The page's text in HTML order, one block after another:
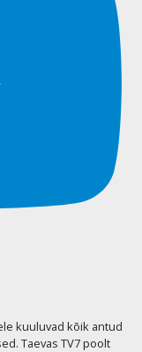
kuuluvad kõik antud
Taevas TV7 poolt